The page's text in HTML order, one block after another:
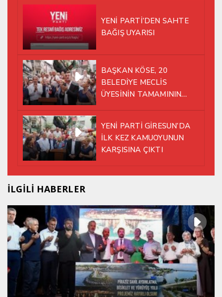
YENİ PARTİ’DEN SAHTE
BAĞIŞ UYARISI
BAŞKAN KÖSE, 20
BELEDİYE MECLİS
ÜYESİNİN TAMAMININ
YÜRÜMEYE KARAR VERDİK
YENİ PARTİ GİRESUN’DA
İLK KEZ KAMUOYUNUN
KARŞISINA ÇIKTI
İLGİLİ HABERLER